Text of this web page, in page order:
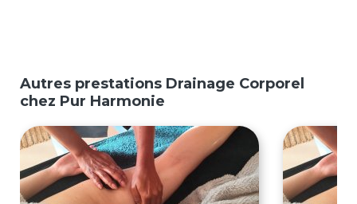
Autres prestations Drainage Corporel
chez Pur Harmonie